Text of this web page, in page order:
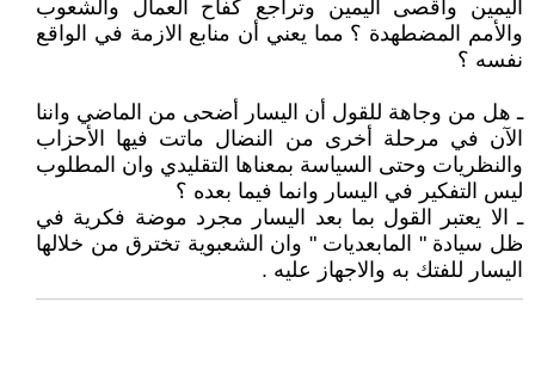
اليمين واقصى اليمين وتراجع كفاح العمال والشعوب
والأمم المضطهدة ؟ مما يعني أن منابع الازمة في الواقع
نفسه ؟
ـ هل من وجاهة للقول أن اليسار أضحى من الماضي واننا
الآن في مرحلة أخرى من النضال ماتت فيها الأحزاب
والنظريات وحتى السياسة بمعناها التقليدي وان المطلوب
ليس التفكير في اليسار وانما فيما بعده ؟
ـ الا يعتبر القول بما بعد اليسار مجرد موضة فكرية في
ظل سيادة " المابعديات " وان الشعبوية تخترق من خلالها
اليسار للفتك به والاجهاز عليه .